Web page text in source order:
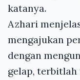
katanya.
Azhari
mengajukan
dengan
gelap, terbitlah